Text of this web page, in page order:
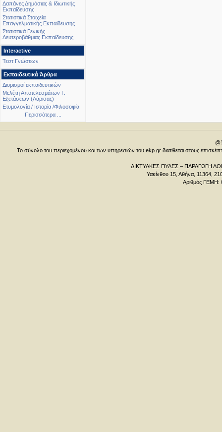
Δαπάνες Δημόσιας & Ιδιωτικής
Εκπαίδευσης
Στατιστικά Στοιχεία
Επαγγελματικής Εκπαίδευσης
Στατιστικά Γενικής
Δευτεροβάθμιας Εκπαίδευσης
Interactive
Τεστ Γνώσεων
Εκπαιδευτικά Άρθρα
Διορισμοί εκπαιδευτικών
Μελέτη Αποτελεσμάτων Γ.
Εξετάσεων (Λάρισας)
Ετυμολογία / Ιστορία /Φιλοσοφία
Περισσότερα ...
Το σύνολο του περιεχομένου και των υπηρεσιών του ekp.gr διατίθεται στους
ΔΙΚΤΥΑΚΕΣ ΠΥΛΕΣ – ΠΑΡΑΓΩΓΗ
Υακίνθου 15, Αθήνα, 11364,
Αριθμός ΓΕΜΗ: